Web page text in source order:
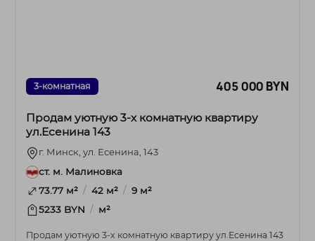
3-комнатная 405 000 BYN
Продам уютную 3-х комнатную квартиру
ул.Есенина 143
г. Минск, ул. Есенина, 143
ст. м. Малиновка
73.77 м² / 42 м² / 9 м²
5233 BYN / м²
Продам уютную 3-х комнатную квартиру ул.Есенина 143